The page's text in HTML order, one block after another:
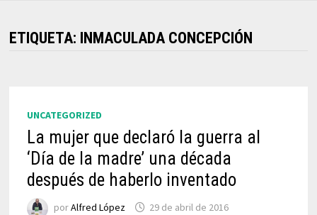
ETIQUETA: INMACULADA CONCEPCIÓN
UNCATEGORIZED
La mujer que declaró la guerra al
‘Día de la madre’ una década
después de haberlo inventado
porAlfred López 29 de abril de 2016